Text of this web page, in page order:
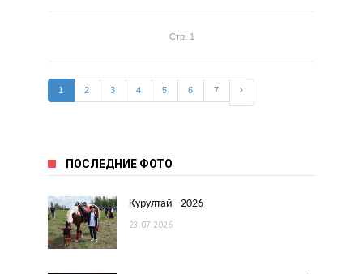
Стр. 1
1 2 3 4 5 6 7
ПОСЛЕДНИЕ ФОТО
Курултай - 2026
23.07.2026